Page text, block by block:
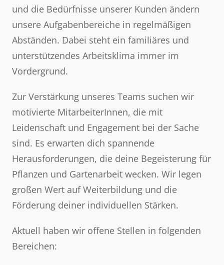
und die Bedürfnisse unserer Kunden ändern
unsere Aufgabenbereiche in regelmäßigen
Abständen. Dabei steht ein familiäres und
unterstützendes Arbeitsklima immer im
Vordergrund.
Zur Verstärkung unseres Teams suchen wir
motivierte MitarbeiterInnen, die mit
Leidenschaft und Engagement bei der Sache
sind. Es erwarten dich spannende
Herausforderungen, die deine Begeisterung für
Pflanzen und Gartenarbeit wecken. Wir legen
großen Wert auf Weiterbildung und die
Förderung deiner individuellen Stärken.
Aktuell haben wir offene Stellen in folgenden
Bereichen: